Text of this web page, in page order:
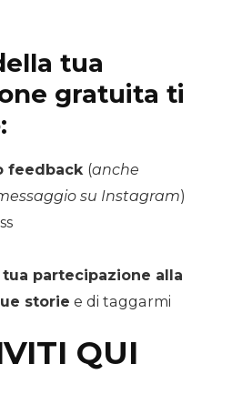
tua
gratuita ti
feedback (anche
su Instagram)
partecipazione alla
storie e di taggarmi
QUI